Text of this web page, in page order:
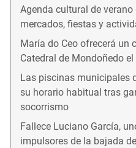
Agenda cultural de
mercados, fiestas y
María do Ceo ofrecerá un
Catedral de Mondoñedo
Las piscinas municipales
su horario habitual tras
socorrismo
Fallece Luciano García,
impulsores de la bajada